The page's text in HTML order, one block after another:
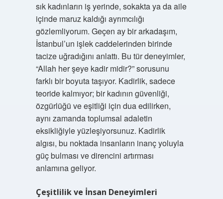
sık kadınların iş yerinde, sokakta ya da aile
içinde maruz kaldığı ayrımcılığı
gözlemliyorum. Geçen ay bir arkadaşım,
İstanbul’un işlek caddelerinden birinde
tacize uğradığını anlattı. Bu tür deneyimler,
“Allah her şeye kadir midir?” sorusunu
farklı bir boyuta taşıyor. Kadirlik, sadece
teoride kalmıyor; bir kadının güvenliği,
özgürlüğü ve eşitliği için dua edilirken,
aynı zamanda toplumsal adaletin
eksikliğiyle yüzleşiyorsunuz. Kadirlik
algısı, bu noktada insanların inanç yoluyla
güç bulması ve direncini artırması
anlamına geliyor.
Çeşitlilik ve İnsan Deneyimleri